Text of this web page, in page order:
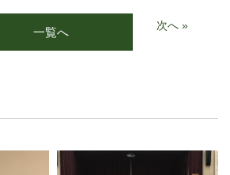
一覧へ 次へ »